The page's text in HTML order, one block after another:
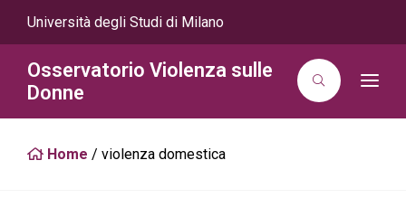
Università degli Studi di Milano
Osservatorio Violenza sulle
Donne
T
Home / violenza domestica